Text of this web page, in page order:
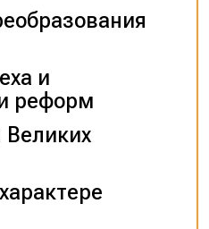
и
реформ
Великих